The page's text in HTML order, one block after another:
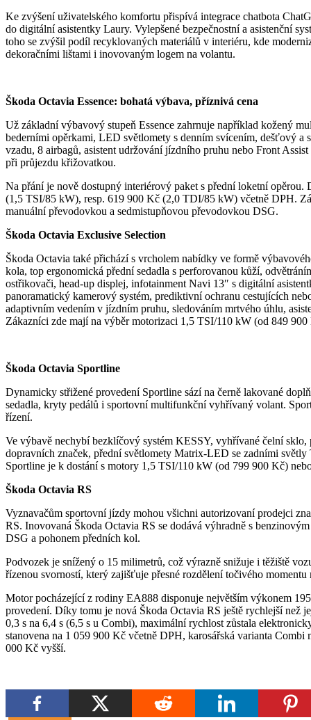
Ke zvýšení uživatelského komfortu přispívá integrace chatbota
do digitální asistentky Laury. Vylepšené bezpečnostní a asistenční
toho se zvýšil podíl recyklovaných materiálů v interiéru, kde
dekoračními lištami i inovovaným logem na volantu.
Škoda Octavia Essence: bohatá výbava, příznivá cena
Už základní výbavový stupeň Essence zahrnuje například kožený
bederními opěrkami, LED světlomety s denním svícením, dešťový a
vzadu, 8 airbagů, asistent udržování jízdního pruhu nebo Front
při průjezdu křižovatkou.
Na přání je nově dostupný interiérový paket s přední loketní
(1,5 TSI/85 kW), resp. 619 900 Kč (2,0 TDI/85 kW) včetně DPH.
manuální převodovkou a sedmistupňovou převodovkou DSG.
Škoda Octavia Exclusive Selection
Škoda Octavia také přichází s vrcholem nabídky ve formě
kola, top ergonomická přední sedadla s perforovanou kůží,
ostřikovači, head-up displej, infotainment Navi 13″ s digitální
panoramatický kamerový systém, prediktivní ochranu cestujících
adaptivním vedením v jízdním pruhu, sledováním mrtvého úhlu,
Zákazníci zde mají na výběr motorizaci 1,5 TSI/110 kW (od 849
Škoda Octavia Sportline
Dynamicky střižené provedení Sportline sází na černě lakované
sedadla, kryty pedálů i sportovní multifunkční vyhřívaný volant.
řízení.
Ve výbavě nechybí bezklíčový systém KESSY, vyhřívané čelní
dopravních značek, přední světlomety Matrix-LED se zadními
Sportline je k dostání s motory 1,5 TSI/110 kW (od 799 900 Kč)
Škoda Octavia RS
Vyznavačům sportovní jízdy mohou všichni autorizovaní prodejci
RS. Inovovaná Škoda Octavia RS se dodává výhradně s
DSG a pohonem předních kol.
Podvozek je snížený o 15 milimetrů, což výrazně snižuje i těžiště
řízenou svorností, který zajišťuje přesné rozdělení točivého momentu
Motor pocházející z rodiny EA888 disponuje největším výkonem
provedení. Díky tomu je nová Škoda Octavia RS ještě rychlejší než
0,3 s na 6,4 s (6,5 s u Combi), maximální rychlost zůstala
stanovena na 1 059 900 Kč včetně DPH, karosářská varianta
000 Kč vyšší.